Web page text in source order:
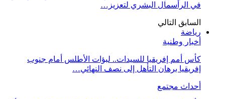
في الرأسمال البشري لتعزيز…
السابقالتالي
رياضة
أخبار وطنية
كأس أمم إفريقيا للسيدات.. لبؤات الأطلس أمام جنوب
إفريقيا برهان التأهل إلى نصف النهائي…
أحداث مجتمع